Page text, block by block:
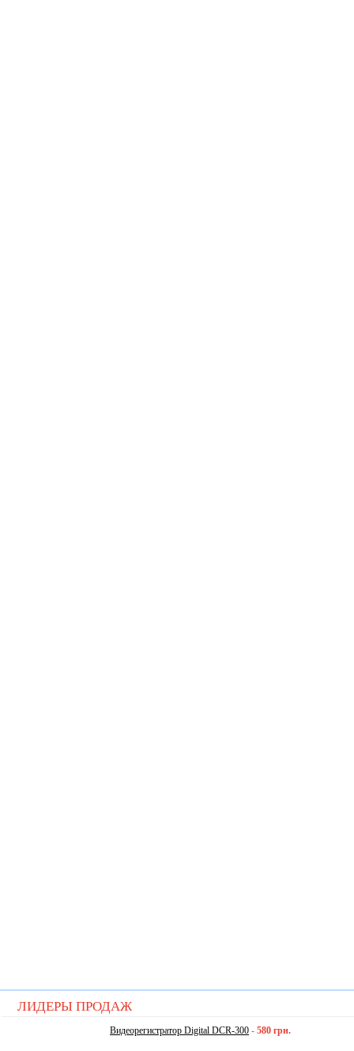
ЛИДЕРЫ ПРОДАЖ
Видеорегистратор Digital DCR-300 - 580 грн.